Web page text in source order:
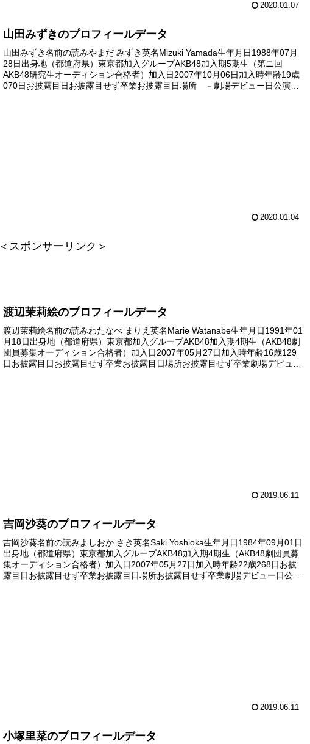
2020.01.07
山田みずきのプロフィールデータ
山田みずき名前の読みやまだ みずき英名Mizuki Yamada生年月日1988年07月
28日出身地（都道府県）東京都加入グループAKB48加入期5期生（第ニ回
AKB48研究生オーディション合格者）加入日2007年10月06日加入時年齢19歳
070日お披露目日お披露目せず卒業お披露目日場所 －劇場デビュー日公演デ
2020.01.04
＜スポンサーリンク＞
渡辺茉莉絵のプロフィールデータ
渡辺茉莉絵名前の読みわたなべ まりえ英名Marie Watanabe生年月日1991年01
月18日出身地（都道府県）東京都加入グループAKB48加入期4期生（AKB48劇
団員募集オーディション合格者）加入日2007年05月27日加入時年齢16歳129
日お披露目日お披露目せず卒業お披露目日場所お披露目せず卒業劇場デビュー
2019.06.11
吉岡沙葵のプロフィールデータ
吉岡沙葵名前の読みよしおか さき英名Saki Yoshioka生年月日1984年09月01日
出身地（都道府県）東京都加入グループAKB48加入期4期生（AKB48劇団員募
集オーディション合格者）加入日2007年05月27日加入時年齢22歳268日お披
露目日お披露目せず卒業お披露目日場所お披露目せず卒業劇場デビュー日公演
2019.06.11
小塚里菜のプロフィールデータ